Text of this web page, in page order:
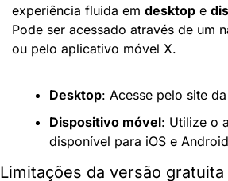
experiência fluida em desktop e
Pode ser acessado através de um
ou pelo aplicativo móvel X.
Desktop: Acesse pelo site
Dispositivo móvel: Utilize o
disponível para iOS e
Limitações da versão gratuita